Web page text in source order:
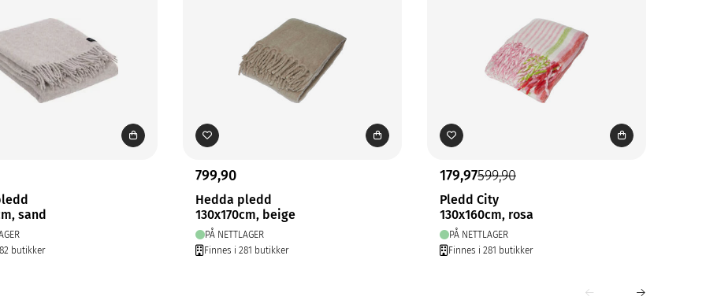
sand
butikker
799,90
Hedda pledd
130x170cm, beige
PÅ NETTLAGER
Finnes i 281 butikker
179,97599,90
Pledd City
130x160cm, rosa
PÅ NETTLAGER
Finnes i 281 butikker